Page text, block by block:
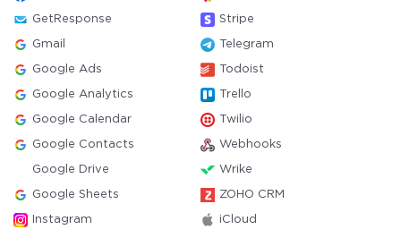
GetResponse Stripe
Gmail Telegram
Google Ads Todoist
Google Analytics Trello
Google Calendar Twilio
Google Contacts Webhooks
Google Drive Wrike
Google Sheets ZOHO CRM
Instagram iCloud